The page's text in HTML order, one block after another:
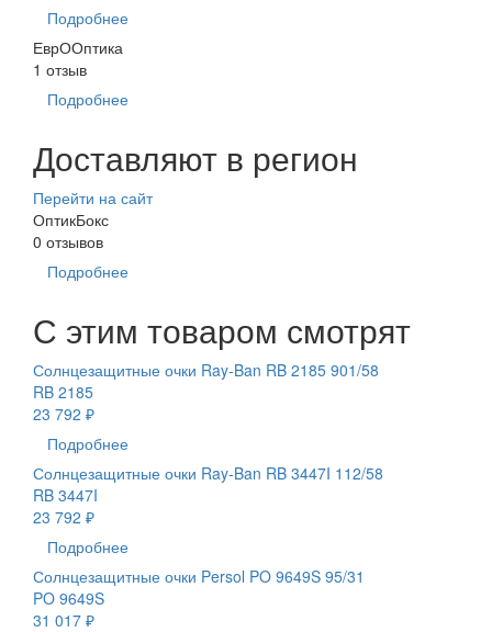
Подробнее
ЕврООптика
1 отзыв
Подробнее
Доставляют в регион
Перейти на сайт
ОптикБокс
0 отзывов
Подробнее
С этим товаром смотрят
Солнцезащитные очки Ray-Ban RB 2185 901/58
RB 2185
23 792 ₽
Подробнее
Солнцезащитные очки Ray-Ban RB 3447I 112/58
RB 3447I
23 792 ₽
Подробнее
Солнцезащитные очки Persol PO 9649S 95/31
PO 9649S
31 017 ₽